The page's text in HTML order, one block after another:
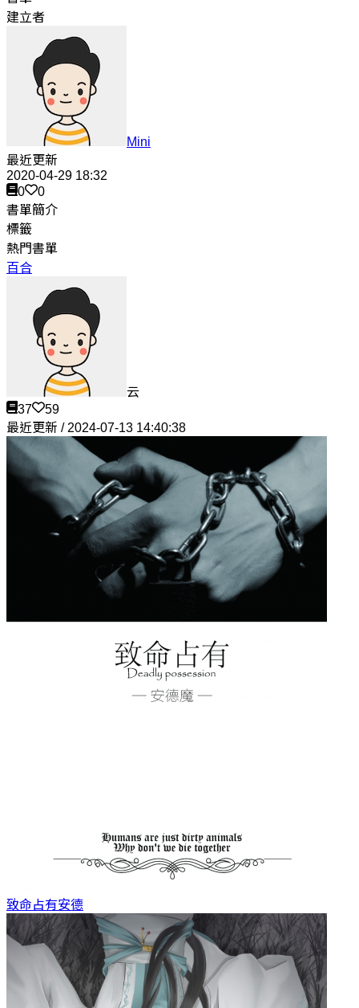
建立者
Mini
最近更新
2020-04-29 18:32
0
0
書單簡介
標籤
熱門書單
百合
云
37
59
最近更新 / 2024-07-13 14:40:38
致命占有安德